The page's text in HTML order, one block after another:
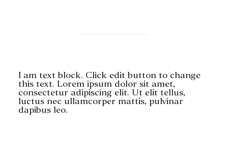
I am text block. Click edit button to change
this text. Lorem ipsum dolor sit amet,
consectetur adipiscing elit. Ut elit tellus,
luctus nec ullamcorper mattis, pulvinar
dapibus leo.